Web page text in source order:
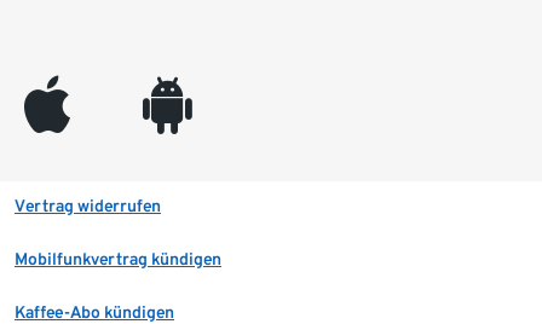
appleinc android
Vertrag widerrufen
Mobilfunkvertrag kündigen
Kaffee-Abo kündigen